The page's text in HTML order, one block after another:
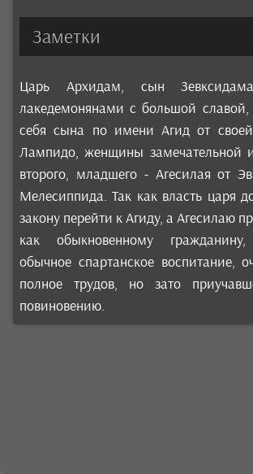
Заметки
Царь Архидам, сын
лакедемонянами с большой славой,
себя сына по имени Агид от
Лампидо, женщины замечательной
второго, младшего - Агесилая от
Мелесиппида. Так как власть царя
закону перейти к Агиду, а Агесилаю
как обыкновенному
обычное спартанское воспитание,
полное трудов, но зато
повиновению.